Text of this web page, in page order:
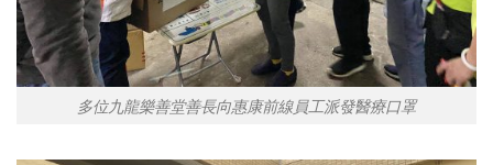
多位九龍樂善堂善長向惠康前線員工派發醫療口罩